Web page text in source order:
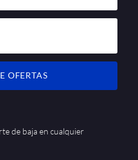
OFERTAS
de baja en cualquier